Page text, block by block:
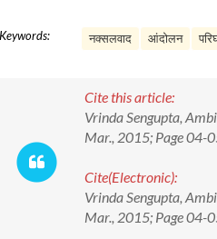
Keywords: नक्सलवाद आंदोलन
Cite this article:
Vrinda Sengupta,
Mar., 2015; Page 04-
Cite(Electronic):
Vrinda Sengupta,
Mar., 2015; Page